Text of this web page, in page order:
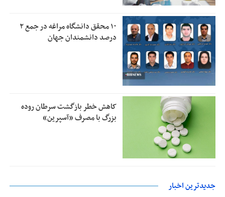
۱۰ محقق دانشگاه مراغه در جمع ۲
درصد دانشمندان جهان
کاهش خطر بازگشت سرطان روده
بزرگ با مصرف «آسپرین»
جدیدترین اخبار